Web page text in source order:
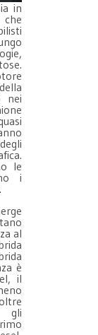
in
nei
le
i
al
è
il
gli